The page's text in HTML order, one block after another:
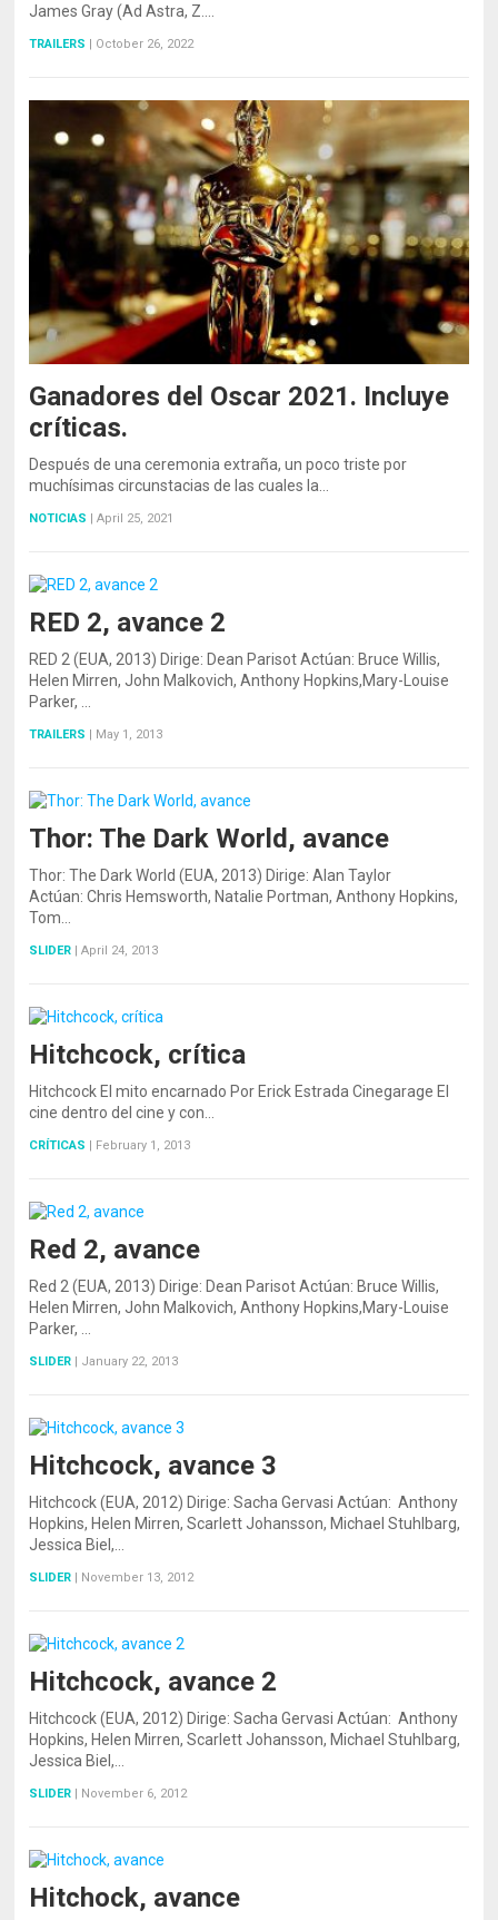
James Gray (Ad Astra, Z.…
TRAILERS | October 26, 2022
Ganadores del Oscar 2021. Incluye
críticas.
Después de una ceremonia extraña, un poco triste por
muchísimas circunstacias de las cuales la…
NOTICIAS April 25, 2021
RED 2, avance 2
RED 2 (EUA, 2013) Dirige: Dean Parisot Actúan: Bruce Willis,
Helen Mirren, John Malkovich, Anthony Hopkins,Mary-Louise
Parker, …
TRAILERS May 1, 2013
Thor: The Dark World, avance
Thor: The Dark World (EUA, 2013) Dirige: Alan Taylor
Actúan: Chris Hemsworth, Natalie Portman, Anthony Hopkins,
Tom…
SLIDER April 24, 2013
Hitchcock, crítica
Hitchcock El mito encarnado Por Erick Estrada Cinegarage El
cine dentro del cine y con…
CRÍTICAS February 1, 2013
Red 2, avance
Red 2 (EUA, 2013) Dirige: Dean Parisot Actúan: Bruce Willis,
Helen Mirren, John Malkovich, Anthony Hopkins,Mary-Louise
Parker, …
SLIDER January 22, 2013
Hitchcock, avance 3
Hitchcock (EUA, 2012) Dirige: Sacha Gervasi Actúan: Anthony
Hopkins, Helen Mirren, Scarlett Johansson, Michael Stuhlbarg,
Jessica Biel,…
SLIDER November 13, 2012
Hitchcock, avance 2
Hitchcock (EUA, 2012) Dirige: Sacha Gervasi Actúan: Anthony
Hopkins, Helen Mirren, Scarlett Johansson, Michael Stuhlbarg,
Jessica Biel,…
SLIDER November 6, 2012
Hitchock, avance